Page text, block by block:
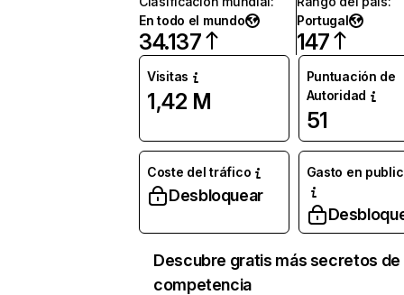
En todo el mundo
34.137
Portugal
147
Visitas
1,42 M
Puntuación de
Autoridad
51
Coste del tráfico
Desbloquear
Gasto en
Descubre gratis más secretos de
competencia